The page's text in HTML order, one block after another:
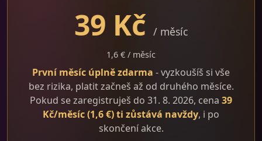
39 Kč / měsíc
1,6 € / měsíc
První měsíc úplně zdarma - vyzkoušíš si vše
bez rizika, platit začneš až od druhého měsíce.
Pokud se zaregistruješ do 31. 8. 2026, cena 39
Kč/měsíc (1,6 €) ti zůstává navždy, i po
skončení akce.